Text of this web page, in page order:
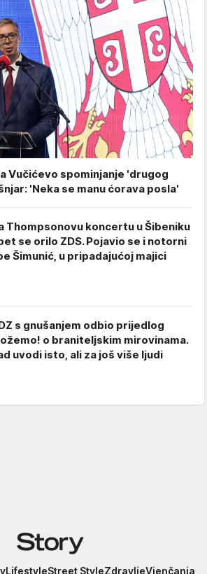
Vučićevo spominjanje 'drugog
'Neka se manu ćorava posla'
Thompsonovu koncertu u Šibeniku
se orilo ZDS. Pojavio se i notorni
Šimunić, u pripadajućoj majici
s gnušanjem odbio prijedlog
o braniteljskim mirovinama.
uvodi isto, ali za još više ljudi
LifestyleStreet StyleZdravljeVjenčanja